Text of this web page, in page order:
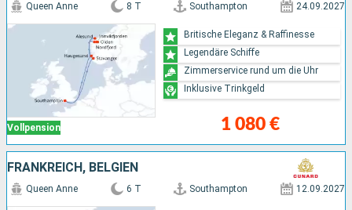
Vollpension
Queen Anne 8 T Southampton 24.09.2027
1 080 €
Britische Eleganz & Raffinesse
Legendäre Schiffe
Zimmerservice rund um die Uhr
Inklusive Trinkgeld
FRANKREICH, BELGIEN
Queen Anne 6 T Southampton 12.09.2027